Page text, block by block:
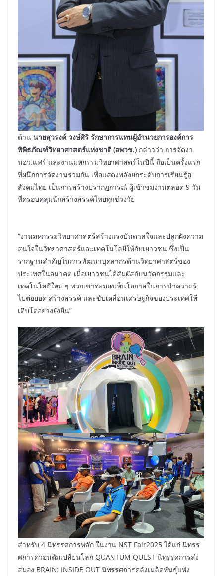
ด้าน นายสุวรงค์ วงษ์ศิริ รักษาการแทนผู้อำนวยการองค์การ
พิพิธภัณฑ์วิทยาศาสตร์แห่งชาติ (อพวช.) กล่าวว่า การจัดงา
นอว.แฟร์ และงานมหกรรมวิทยาศาสตร์ในปีนี้ ถือเป็นครั้งแรก
ที่ผนึกการจัดงานร่วมกัน เพื่อแสดงพลังยกระดับการเรียนรู้สู่
สังคมไทย เป็นการสร้างปรากฏการณ์ ผู้เข้าชมงานตลอด 9 วัน
ที่ครอบคลุมนักสร้างสรรค์ไทยทุกช่วงวัย
“งานมหกรรมวิทยาศาสตร์สร้างแรงบันดาลใจและปลูกฝังความ
สนใจในวิทยาศาสตร์และเทคโนโลยีให้กับเยาวชน ซึ่งเป็น
รากฐานสำคัญในการพัฒนาบุคลากรด้านวิทยาศาสตร์ของ
ประเทศในอนาคต เมื่อเยาวชนได้สัมผัสกับนวัตกรรมและ
เทคโนโลยีใหม่ ๆ พวกเขาจะมองเห็นโอกาสในการนำความรู้
ไปต่อยอด สร้างสรรค์ และขับเคลื่อนเศรษฐกิจของประเทศให้
เติบโตอย่างยั่งยืน”
สำหรับ 4 นิทรรศการหลัก ในงาน NST Fair2025 ได้แก่ นิทรร
ศการควอนตัมเปลี่ยนโลก QUANTUM QUEST นิทรรศการส่ง
สมอง BRAIN: INSIDE OUT นิทรรศการคลังเมล็ดพันธุ์แห่ง